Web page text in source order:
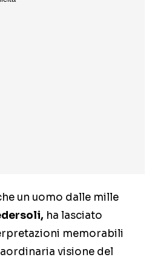
un uomo dalle mille
ha lasciato
memorabili
visione del